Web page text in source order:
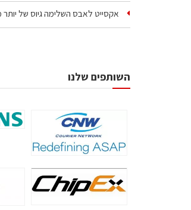
אקסייט לאבס השלימה גיוס של יותר מ־300 מיליון
השותפים שלנו